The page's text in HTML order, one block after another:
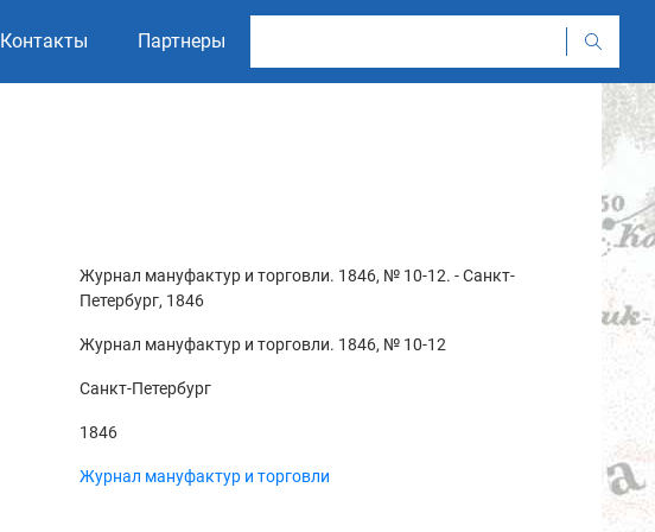
Контакты Партнеры
Журнал мануфактур и торговли. 1846, № 10-12. - Санкт-
Петербург, 1846
Журнал мануфактур и торговли. 1846, № 10-12
Санкт-Петербург
1846
Журнал мануфактур и торговли